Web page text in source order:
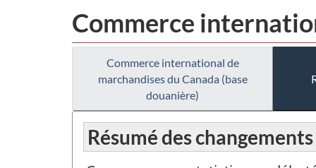
Commerce
Commerce international de
marchandises du Canada (base
douanière)
Résumé des changements